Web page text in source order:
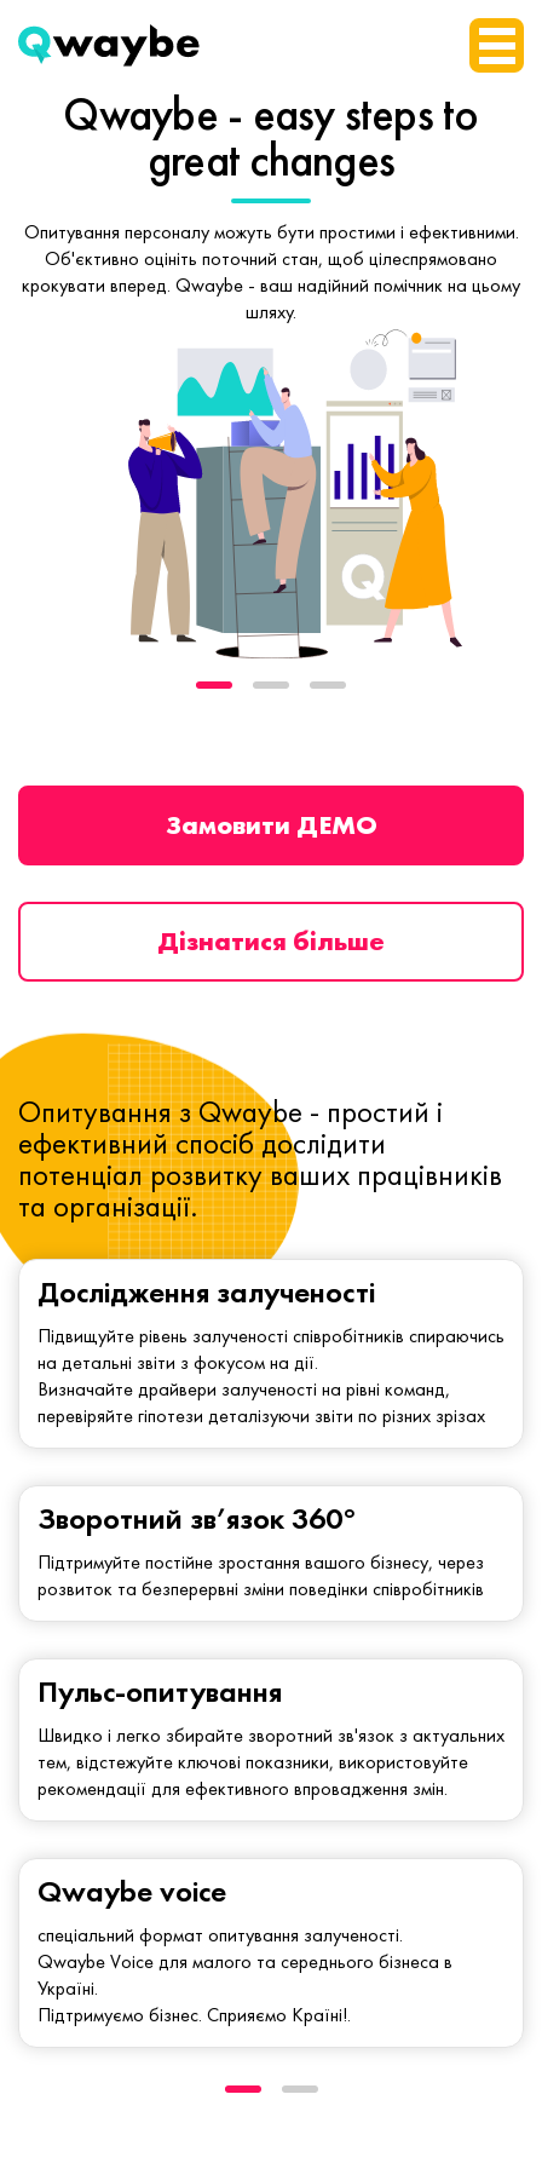
Qwaybe - easy stepsto
great changes
Опитування персоналу можуть бути простими і ефективними.
Об'єктивно оцініть поточний стан, щоб цілеспрямовано
крокувати вперед. Qwaybe - ваш надійний помічник на цьому
шляху.
Замовити ДЕМО
Дізнатися більше
Дослідження залученості
Підвищуйте рівень залученості співробітників спираючись
на детальні звіти з фокусом на дії.
Визначайте драйвери залученості на рівні команд,
перевіряйте гіпотези деталізуючи звіти по різних зрізах
Зворотний зв’язок 360°
Підтримуйте постійне зростання вашого бізнесу, через
розвиток та безперервні зміни поведінки співробітників
Опитування з Qwaybe - простий і
ефективний спосіб дослідити
потенціал розвитку ваших працівників
та організації.
Qwaybe voice
спеціальний формат опитування залученості.
Qwaybe Voice для малого та середнього бізнеса в
Україні.
Підтримуємо бізнес. Сприяємо Країні!.
Пульс-опитування
Швидко і легко збирайте зворотний зв'язок з актуальних
тем, відстежуйте ключові показники, використовуйте
рекомендації для ефективного впровадження змін.